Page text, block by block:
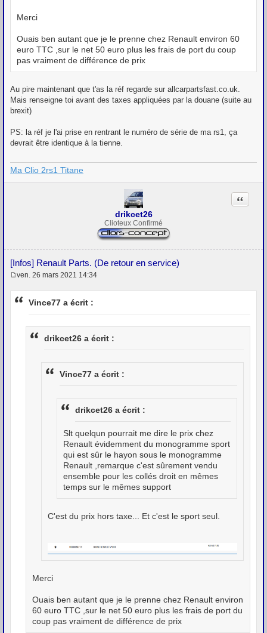
Merci
Ouais ben autant que je le prenne chez Renault environ 60
euro TTC ,sur le net 50 euro plus les frais de port du coup
pas vraiment de différence de prix
Au pire maintenant que t'as la réf regarde sur allcarpartsfast.co.uk.
Mais renseigne toi avant des taxes appliquées par la douane (suite au
brexit)
PS: la réf je l'ai prise en rentrant le numéro de série de ma rs1, ça
devrait être identique à la tienne.
Ma Clio 2rs1 Titane
drikcet26
Clioteux Confirmé
[Infos] Renault Parts. (De retour en service)
Citation
e
s
ven. 26 mars 2021 14:34
Vince77 a écrit :
drikcet26 a écrit :
Vince77 a écrit :
drikcet26 a écrit :
Slt quelqun pourrait me dire le prix chez
Renault évidemment du monogramme sport
qui est sûr le hayon sous le monogramme
Renault ,remarque c'est sûrement vendu
ensemble pour les collés droit en mêmes
temps sur le mêmes support
C'est du prix hors taxe... Et c'est le sport seul.
Merci
Ouais ben autant que je le prenne chez Renault environ
60 euro TTC ,sur le net 50 euro plus les frais de port du
coup pas vraiment de différence de prix